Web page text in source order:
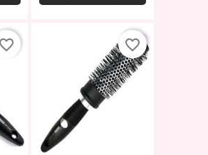
favorite_border favorite_border